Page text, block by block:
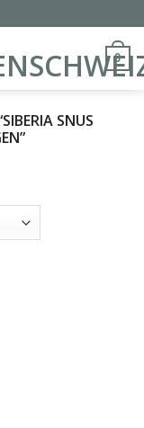
0
SNUS